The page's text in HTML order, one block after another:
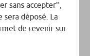
sans accepter",
sera déposé. La
de revenir sur